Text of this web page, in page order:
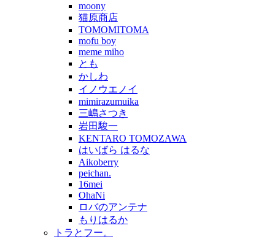
moony
猫原商店
TOMOMITOMA
mofu boy
meme miho
とも
かしわ
イノウエノイ
mimirazumuika
三嶋さつき
岩田駿一
KENTARO TOMOZAWA
はいばら はるな
Aikoberry
peichan.
16mei
OhaNi
ロバのアンテナ
もりはるか
トラとフー。